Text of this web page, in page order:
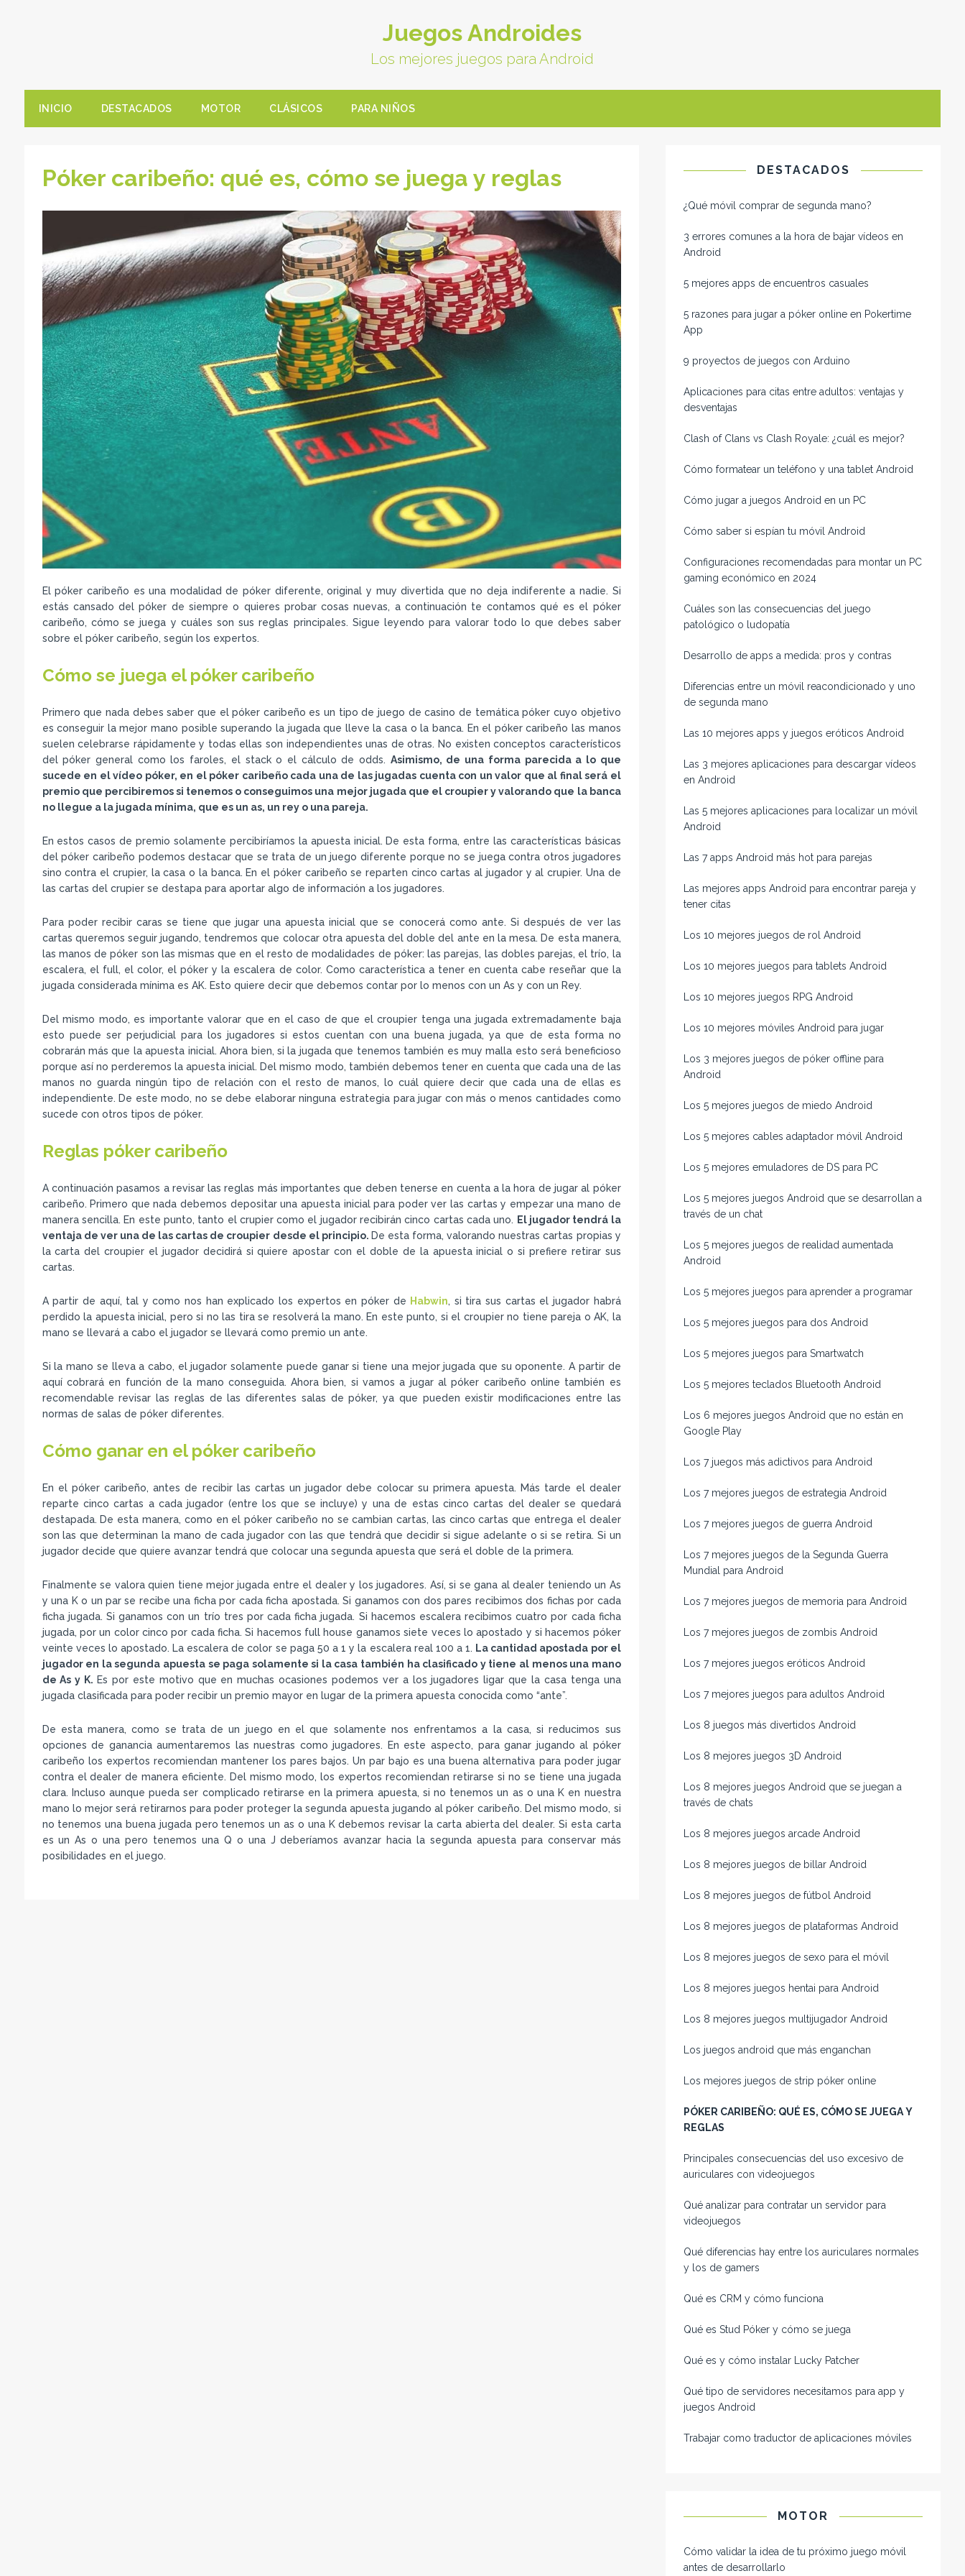
Juegos Androides
Los mejores juegos para Android
INICIO DESTACADOS MOTOR CLÁSICOS PARA NIÑOS
Póker caribeño: qué es, cómo se juega y reglas
El póker caribeño es una modalidad de póker diferente, original y muy divertida que no deja indiferente a nadie. Si
estás cansado del póker de siempre o quieres probar cosas nuevas, a continuación te contamos qué es el póker
caribeño, cómo se juega y cuáles son sus reglas principales. Sigue leyendo para valorar todo lo que debes saber
sobre el póker caribeño, según los expertos.
Cómo se juega el póker caribeño
Primero que nada debes saber que el póker caribeño es un tipo de juego de casino de temática póker cuyo objetivo
es conseguir la mejor mano posible superando la jugada que lleve la casa o la banca. En el póker caribeño las manos
suelen celebrarse rápidamente y todas ellas son independientes unas de otras. No existen conceptos característicos
del póker general como los faroles, el stack o el cálculo de odds. Asimismo, de una forma parecida a lo que
sucede en el vídeo póker, en el póker caribeño cada una de las jugadas cuenta con un valor que al final será el
premio que percibiremos si tenemos o conseguimos una mejor jugada que el croupier y valorando que la banca
no llegue a la jugada mínima, que es un as, un rey o una pareja.
En estos casos de premio solamente percibiríamos la apuesta inicial. De esta forma, entre las características básicas
del póker caribeño podemos destacar que se trata de un juego diferente porque no se juega contra otros jugadores
sino contra el crupier, la casa o la banca. En el póker caribeño se reparten cinco cartas al jugador y al crupier. Una de
las cartas del crupier se destapa para aportar algo de información a los jugadores.
Para poder recibir caras se tiene que jugar una apuesta inicial que se conocerá como ante. Si después de ver las
cartas queremos seguir jugando, tendremos que colocar otra apuesta del doble del ante en la mesa. De esta manera,
las manos de póker son las mismas que en el resto de modalidades de póker: las parejas, las dobles parejas, el trío, la
escalera, el full, el color, el póker y la escalera de color. Como característica a tener en cuenta cabe reseñar que la
jugada considerada mínima es AK. Esto quiere decir que debemos contar por lo menos con un As y con un Rey.
Del mismo modo, es importante valorar que en el caso de que el croupier tenga una jugada extremadamente baja
esto puede ser perjudicial para los jugadores si estos cuentan con una buena jugada, ya que de esta forma no
cobrarán más que la apuesta inicial. Ahora bien, si la jugada que tenemos también es muy malla esto será beneficioso
porque así no perderemos la apuesta inicial. Del mismo modo, también debemos tener en cuenta que cada una de las
manos no guarda ningún tipo de relación con el resto de manos, lo cuál quiere decir que cada una de ellas es
independiente. De este modo, no se debe elaborar ninguna estrategia para jugar con más o menos cantidades como
sucede con otros tipos de póker.
Reglas póker caribeño
A continuación pasamos a revisar las reglas más importantes que deben tenerse en cuenta a la hora de jugar al póker
caribeño. Primero que nada debemos depositar una apuesta inicial para poder ver las cartas y empezar una mano de
manera sencilla. En este punto, tanto el crupier como el jugador recibirán cinco cartas cada uno. El jugador tendrá la
ventaja de ver una de las cartas de croupier desde el principio. De esta forma, valorando nuestras cartas propias y
la carta del croupier el jugador decidirá si quiere apostar con el doble de la apuesta inicial o si prefiere retirar sus
cartas.
A partir de aquí, tal y como nos han explicado los expertos en póker de Habwin, si tira sus cartas el jugador habrá
perdido la apuesta inicial, pero si no las tira se resolverá la mano. En este punto, si el croupier no tiene pareja o AK, la
mano se llevará a cabo el jugador se llevará como premio un ante.
Si la mano se lleva a cabo, el jugador solamente puede ganar si tiene una mejor jugada que su oponente. A partir de
aquí cobrará en función de la mano conseguida. Ahora bien, si vamos a jugar al póker caribeño online también es
recomendable revisar las reglas de las diferentes salas de póker, ya que pueden existir modificaciones entre las
normas de salas de póker diferentes.
Cómo ganar en el póker caribeño
En el póker caribeño, antes de recibir las cartas un jugador debe colocar su primera apuesta. Más tarde el dealer
reparte cinco cartas a cada jugador (entre los que se incluye) y una de estas cinco cartas del dealer se quedará
destapada. De esta manera, como en el póker caribeño no se cambian cartas, las cinco cartas que entrega el dealer
son las que determinan la mano de cada jugador con las que tendrá que decidir si sigue adelante o si se retira. Si un
jugador decide que quiere avanzar tendrá que colocar una segunda apuesta que será el doble de la primera.
Finalmente se valora quien tiene mejor jugada entre el dealer y los jugadores. Así, si se gana al dealer teniendo un As
y una K o un par se recibe una ficha por cada ficha apostada. Si ganamos con dos pares recibimos dos fichas por cada
ficha jugada. Si ganamos con un trío tres por cada ficha jugada. Si hacemos escalera recibimos cuatro por cada ficha
jugada, por un color cinco por cada ficha. Si hacemos full house ganamos siete veces lo apostado y si hacemos póker
veinte veces lo apostado. La escalera de color se paga 50 a 1 y la escalera real 100 a 1. La cantidad apostada por el
jugador en la segunda apuesta se paga solamente si la casa también ha clasificado y tiene al menos una mano
de As y K. Es por este motivo que en muchas ocasiones podemos ver a los jugadores ligar que la casa tenga una
jugada clasificada para poder recibir un premio mayor en lugar de la primera apuesta conocida como “ante”.
De esta manera, como se trata de un juego en el que solamente nos enfrentamos a la casa, si reducimos sus
opciones de ganancia aumentaremos las nuestras como jugadores. En este aspecto, para ganar jugando al póker
caribeño los expertos recomiendan mantener los pares bajos. Un par bajo es una buena alternativa para poder jugar
contra el dealer de manera eficiente. Del mismo modo, los expertos recomiendan retirarse si no se tiene una jugada
clara. Incluso aunque pueda ser complicado retirarse en la primera apuesta, si no tenemos un as o una K en nuestra
mano lo mejor será retirarnos para poder proteger la segunda apuesta jugando al póker caribeño. Del mismo modo, si
no tenemos una buena jugada pero tenemos un as o una K debemos revisar la carta abierta del dealer. Si esta carta
es un As o una pero tenemos una Q o una J deberíamos avanzar hacia la segunda apuesta para conservar más
posibilidades en el juego.
DESTACADOS
¿Qué móvil comprar de segunda mano​?
3 errores comunes a la hora de bajar vídeos en
Android
5 mejores apps de encuentros casuales
5 razones para jugar a póker online en Pokertime
App
9 proyectos de juegos con Arduino
Aplicaciones para citas entre adultos: ventajas y
desventajas
Clash of Clans vs Clash Royale: ¿cuál es mejor?
Cómo formatear un teléfono y una tablet Android
Cómo jugar a juegos Android en un PC
Cómo saber si espían tu móvil Android
Configuraciones recomendadas para montar un PC
gaming económico en 2024
Cuáles son las consecuencias del juego
patológico o ludopatía
Desarrollo de apps a medida: pros y contras
Diferencias entre un móvil reacondicionado y uno
de segunda mano
Las 10 mejores apps y juegos eróticos Android
Las 3 mejores aplicaciones para descargar vídeos
en Android
Las 5 mejores aplicaciones para localizar un móvil
Android
Las 7 apps Android más hot para parejas
Las mejores apps Android para encontrar pareja y
tener citas
Los 10 mejores juegos de rol Android
Los 10 mejores juegos para tablets Android
Los 10 mejores juegos RPG Android
Los 10 mejores móviles Android para jugar
Los 3 mejores juegos de póker offline para
Android
Los 5 mejores juegos de miedo Android
Los 5 mejores cables adaptador móvil Android
Los 5 mejores emuladores de DS para PC
Los 5 mejores juegos Android que se desarrollan a
través de un chat
Los 5 mejores juegos de realidad aumentada
Android
Los 5 mejores juegos para aprender a programar
Los 5 mejores juegos para dos Android
Los 5 mejores juegos para Smartwatch
Los 5 mejores teclados Bluetooth Android
Los 6 mejores juegos Android que no están en
Google Play
Los 7 juegos más adictivos para Android
Los 7 mejores juegos de estrategia Android
Los 7 mejores juegos de guerra Android
Los 7 mejores juegos de la Segunda Guerra
Mundial para Android
Los 7 mejores juegos de memoria para Android
Los 7 mejores juegos de zombis Android
Los 7 mejores juegos eróticos Android
Los 7 mejores juegos para adultos Android
Los 8 juegos más divertidos Android
Los 8 mejores juegos 3D Android
Los 8 mejores juegos Android que se juegan a
través de chats
Los 8 mejores juegos arcade Android
Los 8 mejores juegos de billar Android
Los 8 mejores juegos de fútbol Android
Los 8 mejores juegos de plataformas Android
Los 8 mejores juegos de sexo para el móvil
Los 8 mejores juegos hentai para Android
Los 8 mejores juegos multijugador Android
Los juegos android que más enganchan
Los mejores juegos de strip póker online
PÓKER CARIBEÑO: QUÉ ES, CÓMO SE JUEGA Y
REGLAS
Principales consecuencias del uso excesivo de
auriculares con videojuegos
Qué analizar para contratar un servidor para
videojuegos
Qué diferencias hay entre los auriculares normales
y los de gamers
Qué es CRM y cómo funciona
Qué es Stud Póker y cómo se juega
Qué es y cómo instalar Lucky Patcher
Qué tipo de servidores necesitamos para app y
juegos Android
Trabajar como traductor de aplicaciones móviles
MOTOR
Cómo validar la idea de tu próximo juego móvil
antes de desarrollarlo